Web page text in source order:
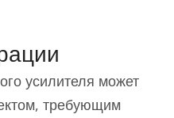
усилителя может
требующим